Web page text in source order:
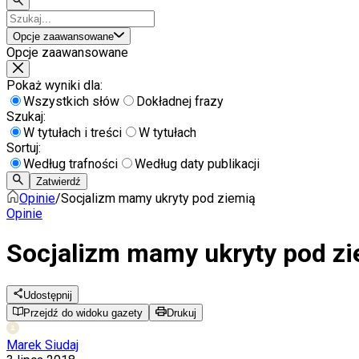
Opcje zaawansowane
Opcje zaawansowane
Pokaż wyniki dla:
Wszystkich słów
Dokładnej frazy
Szukaj:
W tytułach i treści
W tytułach
Sortuj:
Według trafności
Według daty publikacji
Zatwierdź
Opinie/Socjalizm mamy ukryty pod ziemią
Opinie
Socjalizm mamy ukryty pod
Udostępnij
Przejdź do widoku gazety
Drukuj
Marek Siudaj